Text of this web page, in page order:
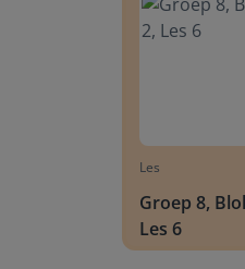
Les
Groep 8,
Les 6